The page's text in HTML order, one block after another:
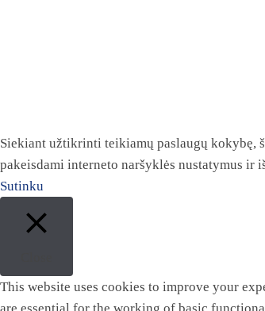
Siekiant užtikrinti teikiamų paslaugų kokybę,
pakeisdami interneto naršyklės nustatymus ir
Sutinku
This website uses cookies to improve your